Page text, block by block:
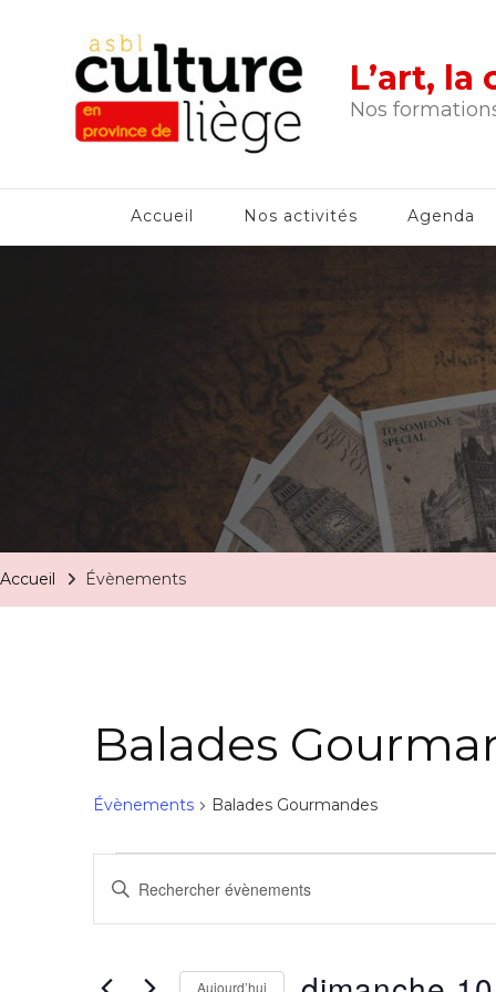
L’art,
Nos
Accueil Nos activités Agenda
Accueil Évènements
Balades
Évènements Balades Gourmandes
Recherche
et
Saisir
RechercherAujourd’hui